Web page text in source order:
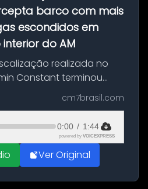
barco com mais
escondidos em
do AM
realizada no
Constant terminou
115
em uma
no porto da cidade. O
cm7brasil.com
0:00 / 1:44
powered by VOICEXPRESS
Ver Original